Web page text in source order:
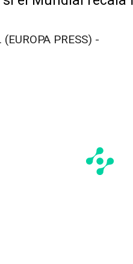
PRESS) -